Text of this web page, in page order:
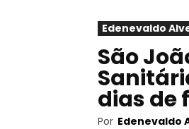
Edenevaldo
São
dias de
Por Edenevaldo